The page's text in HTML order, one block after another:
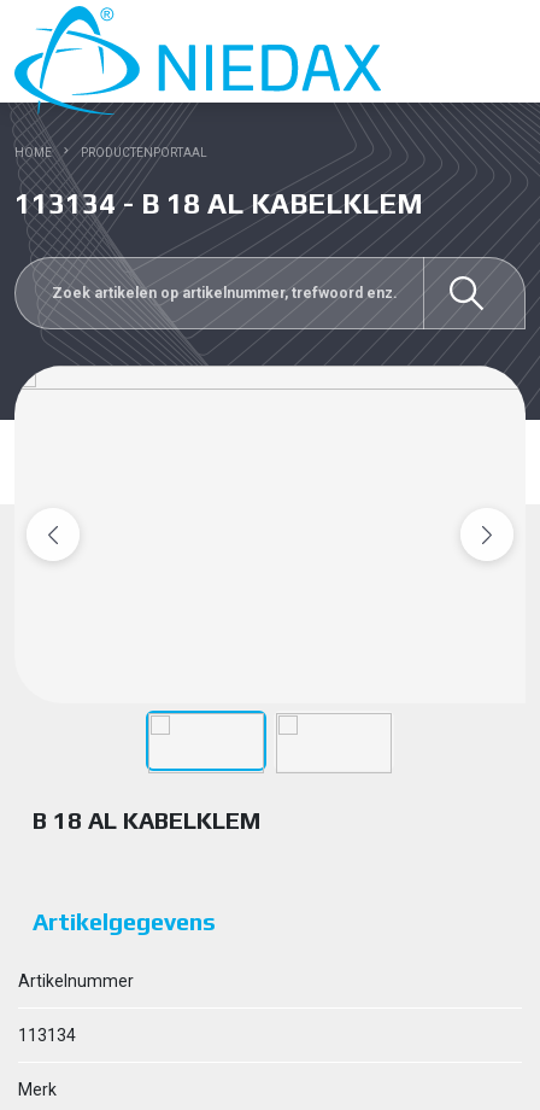
HOME PRODUCTENPORTAAL
113134 - B 18 AL KABELKLEM
B 18 AL KABELKLEM
Artikelgegevens
Artikelnummer
113134
Merk